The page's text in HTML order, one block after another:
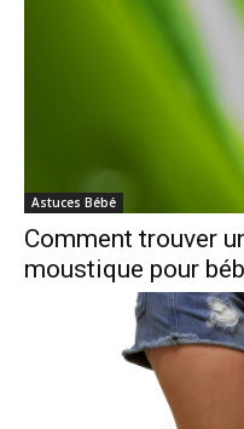
Astuces Bébé
Comment trouver
moustique pour